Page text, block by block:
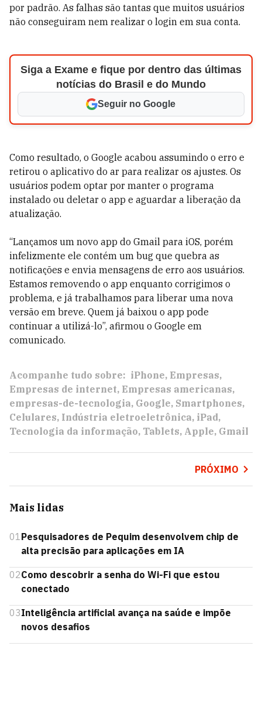
por padrão. As falhas são tantas que muitos usuários
não conseguiram nem realizar o login em sua conta.
Siga a Exame e fique por dentro das últimas
notícias do Brasil e do Mundo
Seguir no Google
Como resultado, o Google acabou assumindo o erro e
retirou o aplicativo do ar para realizar os ajustes. Os
usuários podem optar por manter o programa
instalado ou deletar o app e aguardar a liberação da
atualização.
“Lançamos um novo app do Gmail para iOS, porém
infelizmente ele contém um bug que quebra as
notificações e envia mensagens de erro aos usuários.
Estamos removendo o app enquanto corrigimos o
problema, e já trabalhamos para liberar uma nova
versão em breve. Quem já baixou o app pode
continuar a utilizá-lo”, afirmou o Google em
comunicado.
Acompanhe tudo sobre: iPhone Empresas
Empresas de internet Empresas americanas
empresas-de-tecnologia Google Smartphones
Celulares Indústria eletroeletrônica iPad
Tecnologia da informação Tablets Apple Gmail
PRÓXIMO
Mais lidas
01Pesquisadores de Pequim desenvolvem chip de
alta precisão para aplicações em IA
02Como descobrir a senha do Wi-Fi que estou
conectado
03Inteligência artificial avança na saúde e impõe
novos desafios